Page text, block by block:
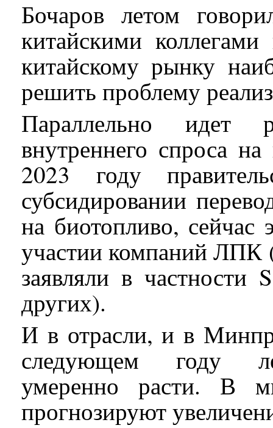
Бочаров летом
китайскими
китайскому рынку
решить проблему
Параллельно идет
внутреннего спроса
2023 году
субсидировании
на биотопливо, сейчас
участии компаний ЛПК
заявляли в
других).
И в отрасли, и в
следующем году
умеренно расти. В
прогнозируют